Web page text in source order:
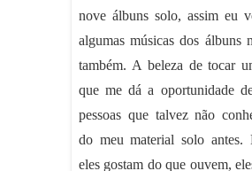
nove álbuns solo, assim eu
algumas músicas dos álbuns
também. A beleza de tocar
que me dá a oportunidade
pessoas que talvez não
do meu material solo antes.
eles gostam do que ouvem,